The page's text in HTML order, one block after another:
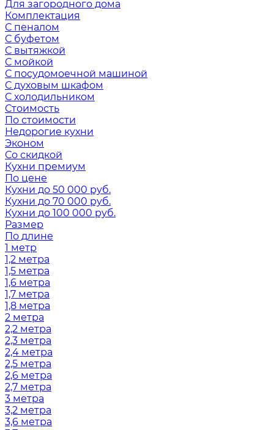
Для загородного дома
Комплектация
С пеналом
С буфетом
С вытяжкой
С мойкой
С посудомоечной машиной
С духовым шкафом
С холодильником
Стоимость
По стоимости
Недорогие кухни
Эконом
Со скидкой
Кухни премиум
По цене
Кухни до 50 000 руб.
Кухни до 70 000 руб.
Кухни до 100 000 руб.
Размер
По длине
1 метр
1,2 метра
1,5 метра
1,6 метра
1,7 метра
1,8 метра
2 метра
2,2 метра
2,3 метра
2,4 метра
2,5 метра
2,6 метра
2,7 метра
3 метра
3,2 метра
3,6 метра